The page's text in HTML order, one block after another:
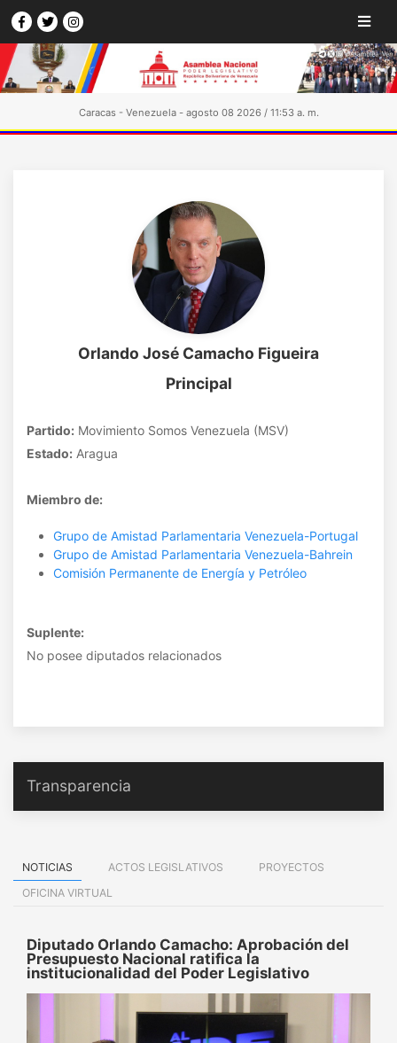
Caracas - Venezuela - agosto 08 2026 / 11:53 a. m.
Orlando José Camacho Figueira
Principal
Partido: Movimiento Somos Venezuela (MSV)
Estado: Aragua
Miembro de:
Grupo de Amistad Parlamentaria Venezuela-Portugal
Grupo de Amistad Parlamentaria Venezuela-Bahrein
Comisión Permanente de Energía y Petróleo
Suplente:
No posee diputados relacionados
Transparencia
NOTICIAS ACTOS LEGISLATIVOS
PROYECTOS
OFICINA VIRTUAL
Diputado Orlando Camacho: Aprobación del
Presupuesto Nacional ratifica la
institucionalidad del Poder Legislativo